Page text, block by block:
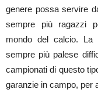
genere possa servire
sempre più ragazzi
mondo del calcio.
sempre più palese
campionati di questo
garanzie in campo, per